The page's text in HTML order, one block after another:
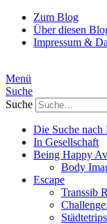
Zum Blog
Über diesen
Impressum &
Menü
Suche
Suche
Die Suche
In Gesellschaft
Being Happy
Body
Escape
Transsib
Städtetrips